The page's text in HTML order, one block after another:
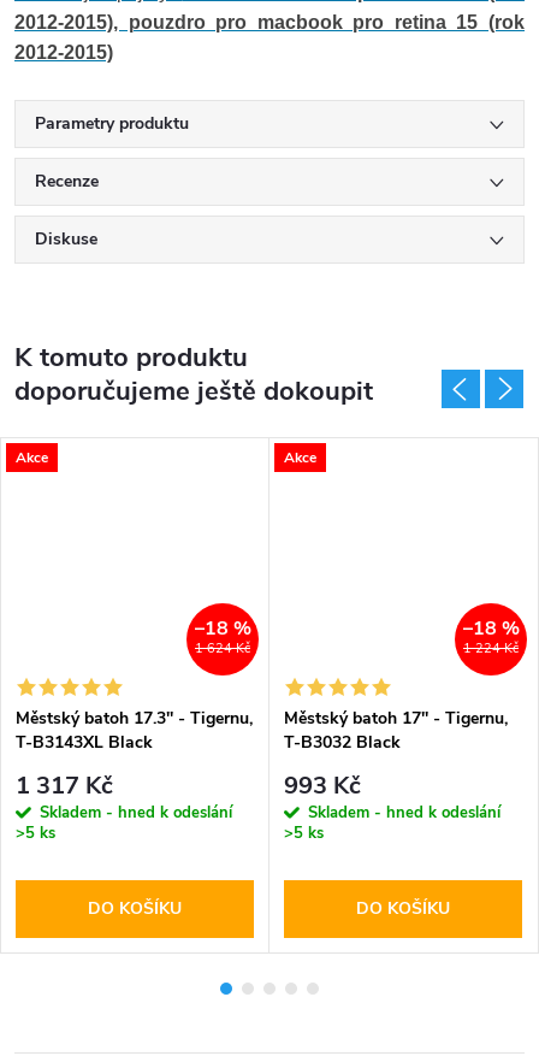
2012-2015), pouzdro pro macbook pro retina 15 (rok
2012-2015)
Parametry produktu
Recenze
Diskuse
K tomuto produktu
doporučujeme ještě dokoupit
Akce
1 624 Kč
–18 %
Městský batoh 17.3'' - Tigernu,
T-B3143XL Black
1 317 Kč
Skladem - hned k odeslání
>5 ks
DO KOŠÍKU
Akce
1 224 Kč
–18 %
Městský batoh 17'' - Tigernu,
T-B3032 Black
993 Kč
Skladem - hned k odeslání
>5 ks
DO KOŠÍKU